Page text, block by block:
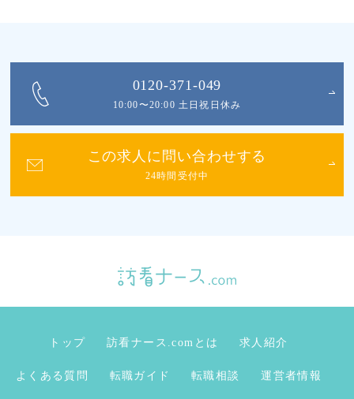
0120-371-049
10:00〜20:00 土日祝日休み
この求人に問い合わせする
24時間受付中
トップ 訪看ナース.comとは 求人紹介
よくある質問 転職ガイド 転職相談 運営者情報